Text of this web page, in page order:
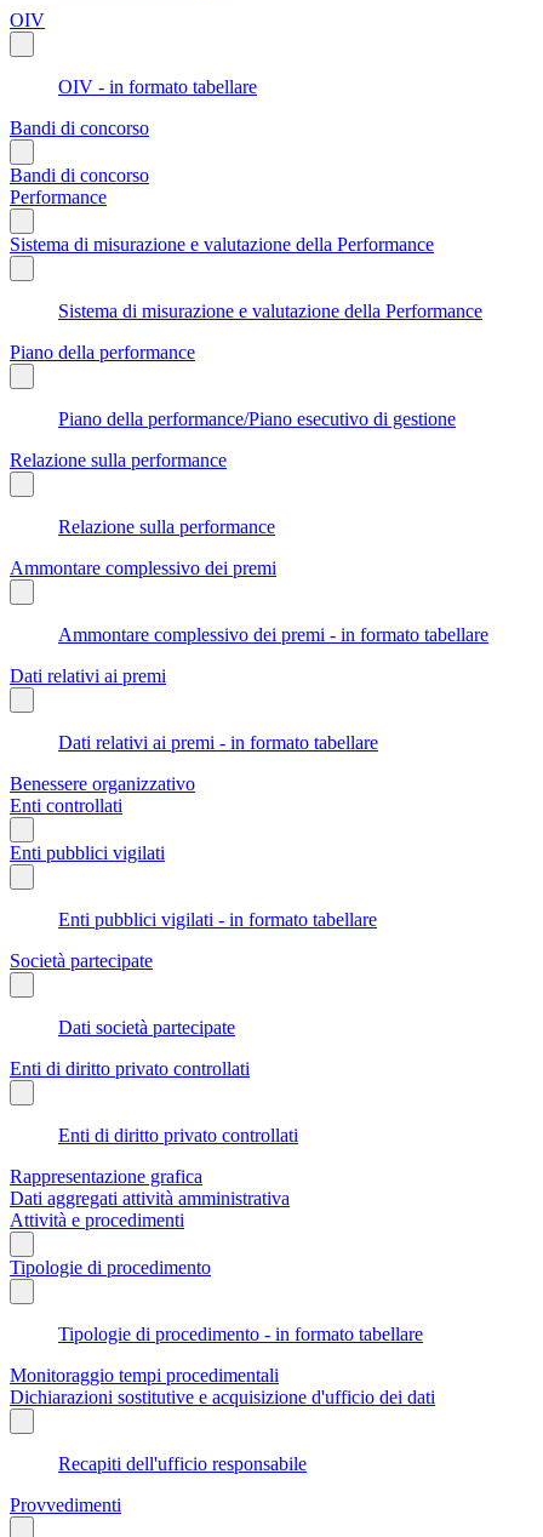
OIV
OIV - in formato tabellare
Bandi di concorso
Bandi di concorso
Performance
Sistema di misurazione e valutazione della Performance
Sistema di misurazione e valutazione della Performance
Piano della performance
Piano della performance/Piano esecutivo di gestione
Relazione sulla performance
Relazione sulla performance
Ammontare complessivo dei premi
Ammontare complessivo dei premi - in formato tabellare
Dati relativi ai premi
Dati relativi ai premi - in formato tabellare
Benessere organizzativo
Enti controllati
Enti pubblici vigilati
Enti pubblici vigilati - in formato tabellare
Società partecipate
Dati società partecipate
Enti di diritto privato controllati
Enti di diritto privato controllati
Rappresentazione grafica
Dati aggregati attività amministrativa
Attività e procedimenti
Tipologie di procedimento
Tipologie di procedimento - in formato tabellare
Monitoraggio tempi procedimentali
Dichiarazioni sostitutive e acquisizione d'ufficio dei dati
Recapiti dell'ufficio responsabile
Provvedimenti